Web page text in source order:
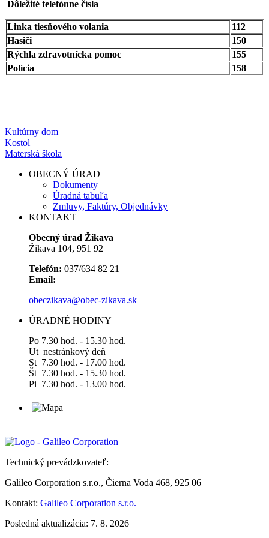
Dôležité telefónne čísla
Linka tiesňového volania
112
Hasiči
150
Rýchla zdravotnícka pomoc
155
Polícia
158
Kultúrny dom
Kostol
Materská škola
OBECNÝ ÚRAD
Dokumenty
Úradná tabuľa
Zmluvy, Faktúry, Objednávky
KONTAKT
Obecný úrad Žikava
Žikava 104, 951 92
Telefón: 037/634 82 21
Email:
obeczikava@obec-zikava.sk
ÚRADNÉ HODINY
Po 7.30 hod. - 15.30 hod.
Ut nestránkový deň
St 7.30 hod. - 17.00 hod.
Št 7.30 hod. - 15.30 hod.
Pi 7.30 hod. - 13.00 hod.
Technický prevádzkovateľ:
Galileo Corporation s.r.o., Čierna Voda 468, 925 06
Kontakt: Galileo Corporation s.r.o.
Posledná aktualizácia: 7. 8. 2026